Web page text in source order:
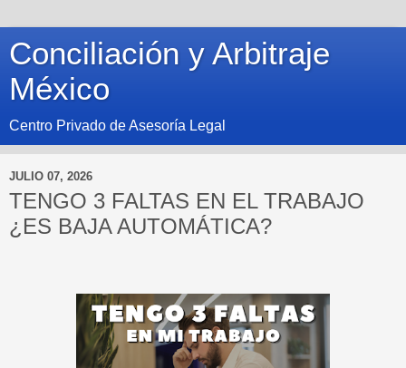
Conciliación y Arbitraje
México
Centro Privado de Asesoría Legal
JULIO 07, 2026
TENGO 3 FALTAS EN EL TRABAJO
¿ES BAJA AUTOMÁTICA?